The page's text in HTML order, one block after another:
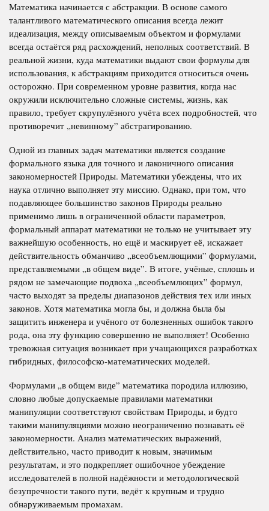
Математика начинается с абстракции. В основе самого
талантливого математического описания всегда лежит
идеализация, между описываемым объектом и формулами
всегда остаётся ряд расхождений, неполных соответствий. В
реальной жизни, куда математики выдают свои формулы для
использования, к абстракциям приходится относиться очень
осторожно. При современном уровне развития, когда нас
окружили исключительно сложные системы, жизнь, как
правило, требует скрупулёзного учёта всех подробностей, что
противоречит „невинному” абстрагированию.
Одной из главных задач математики является создание
формального языка для точного и лаконичного описания
закономерностей Природы. Математики убеждены, что их
наука отлично выполняет эту миссию. Однако, при том, что
подавляющее большинство законов Природы реально
применимо лишь в ограниченной области параметров,
формальный аппарат математики не только не учитывает эту
важнейшую особенность, но ещё и маскирует её, искажает
действительность обманчиво „всеобъемлющими” формулами,
представляемыми „в общем виде”. В итоге, учёные, сплошь и
рядом не замечающие подвоха „всеобъемлющих” формул,
часто выходят за пределы диапазонов действия тех или иных
законов. Хотя математика могла бы, и должна была бы
защитить инженера и учёного от болезненных ошибок такого
рода, она эту функцию совершенно не выполняет! Особенно
тревожная ситуация возникает при учащающихся разработках
гибридных, философско-математических моделей.
Формулами „в общем виде” математика породила иллюзию,
словно любые допускаемые правилами математики
манипуляции соответствуют свойствам Природы, и будто
такими манипуляциями можно неограниченно познавать её
закономерности. Анализ математических выражений,
действительно, часто приводит к новым, значимым
результатам, и это подкрепляет ошибочное убеждение
исследователей в полной надёжности и методологической
безупречности такого пути, ведёт к крупным и трудно
обнаруживаемым промахам.